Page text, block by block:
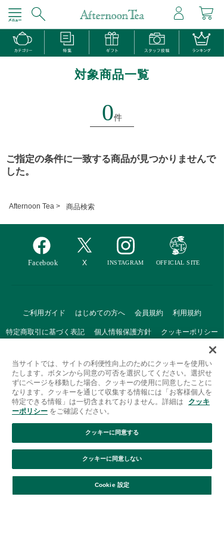
対象商品一覧
0件
絞り込み 並び替え
ご指定の条件に一致する商品が見つかりませんで
した。
Afternoon Tea > 商品検索
ご利用ガイド はじめての方へ 会員規約 利用規約
特定商取引に基づく表記 個人情報保護方針 クッキーポリシー
Afternoon Tea(アフタヌーンティー)公式オンラインストアで
は、
キッチン・ダイニングなどの生活雑貨、紅茶・焼き菓子など、
毎日新商品をご用意しています。
当サイトでは、サイトの利便性向上のためにクッキーを使用い
たします。ボタンから同意の可否を選択してください。選択せ
ずにページを移動した場合、クッキーの使用に同意したことに
なります。クッキーを通じて収集する情報には「お客様個人を
特定できる情報」は一切含まれておりません。詳細は
クッキ
ーポリシー をご確認ください。
Cookie 設定
クッキーに同意しない
クッキーに同意する